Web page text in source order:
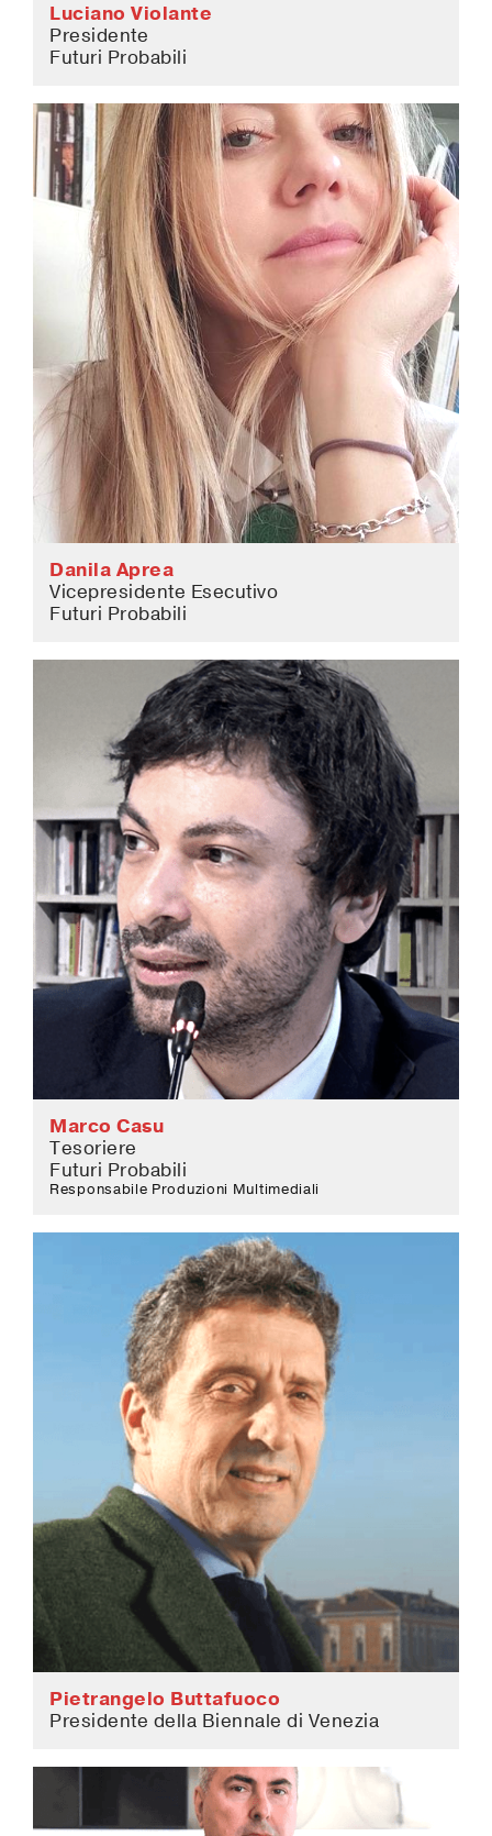
Luciano Violante
Presidente
Futuri Probabili
Danila Aprea
Vicepresidente Esecutivo
Futuri Probabili
Marco Casu
Tesoriere
Futuri Probabili
Responsabile Produzioni Multimediali
Pietrangelo Buttafuoco
Presidente della Biennale di Venezia